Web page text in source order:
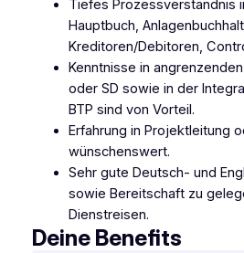
Tiefes Prozessverständnis
Hauptbuch,
Kreditoren/Debitoren,
Kenntnisse in
oder SD sowie in der
BTP sind von Vorteil.
Erfahrung in Projektleitung
wünschenswert.
Sehr gute Deutsch- und
sowie Bereitschaft zu
Dienstreisen.
Deine Benefits